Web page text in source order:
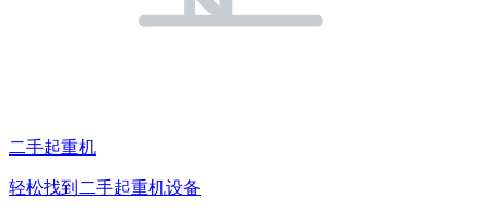
二手起重机
轻松找到二手起重机设备